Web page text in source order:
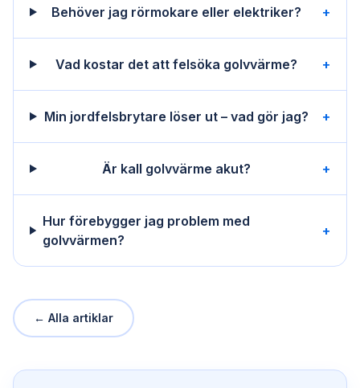
Behöver jag rörmokare eller elektriker? +
Vad kostar det att felsöka golvvärme? +
Min jordfelsbrytare löser ut – vad gör jag? +
Är kall golvvärme akut? +
Hur förebygger jag problem med
golvvärmen?
+
← Alla artiklar